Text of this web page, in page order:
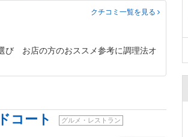
クチコミ一覧を見る
び お店の方のおススメ参考に調理法オ
コート グルメ・レストラン